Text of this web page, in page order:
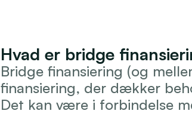
Hvad er bridge
Bridge finansiering (og
finansiering, der dækker
Det kan være i forbindelse